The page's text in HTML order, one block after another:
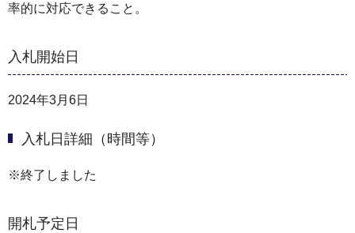
率的に対応できること。
入札開始日
2024年3月6日
入札日詳細（時間等）
※終了しました
開札予定日